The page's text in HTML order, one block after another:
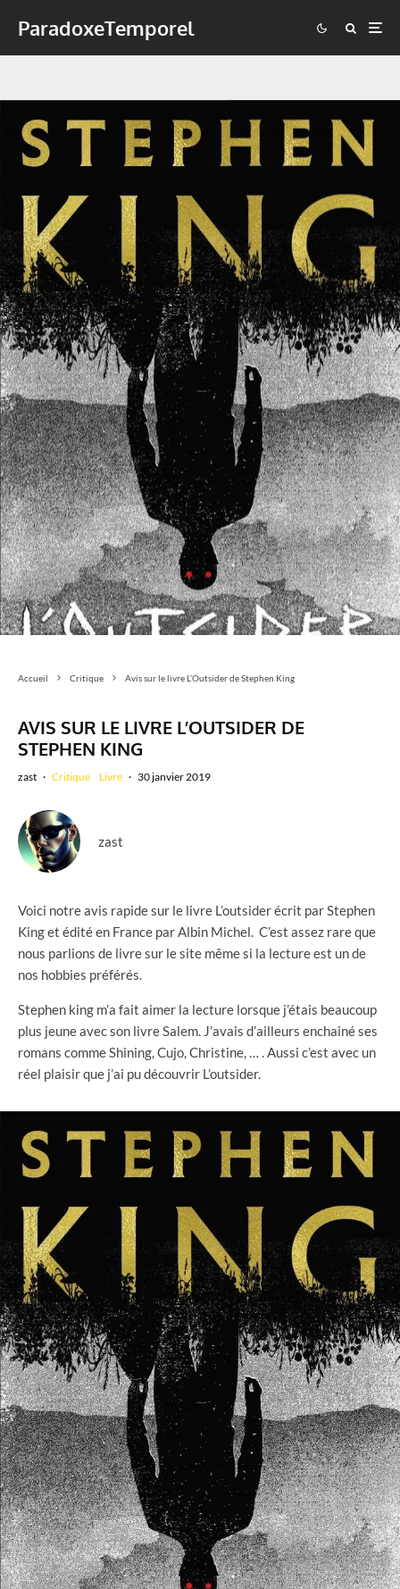
ParadoxeTemporel
Accueil Critique Avis sur le livre L’Outsider de Stephen King
AVIS SUR LE LIVRE L’OUTSIDER DE
STEPHEN KING
zast · Critique Livre · 30 janvier 2019
zast
Voici notre avis rapide sur le livre L’outsider écrit par Stephen
King et édité en France par Albin Michel. C’est assez rare que
nous parlions de livre sur le site même si la lecture est un de
nos hobbies préférés.
Stephen king m’a fait aimer la lecture lorsque j’étais beaucoup
plus jeune avec son livre Salem. J’avais d’ailleurs enchainé ses
romans comme Shining, Cujo, Christine, … . Aussi c’est avec un
réel plaisir que j’ai pu découvrir L’outsider.